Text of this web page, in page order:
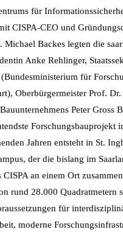
für
CISPA-CEO und
Michael Backes legten die
Anke Rehlinger,
für
Oberbürgermeister Prof.
Peter Gross
Forschungsbauprojekt
Jahren entsteht in St.
der die bislang im
CISPA an einem Ort
rund 28.000 Quadratmetern
für
moderne